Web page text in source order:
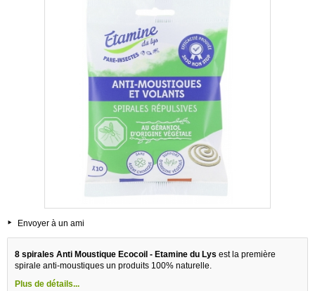
Envoyer à un ami
8 spirales Anti Moustique Ecocoil - Etamine du Lys est la première
spirale anti-moustiques un produits 100% naturelle.
Plus de détails...